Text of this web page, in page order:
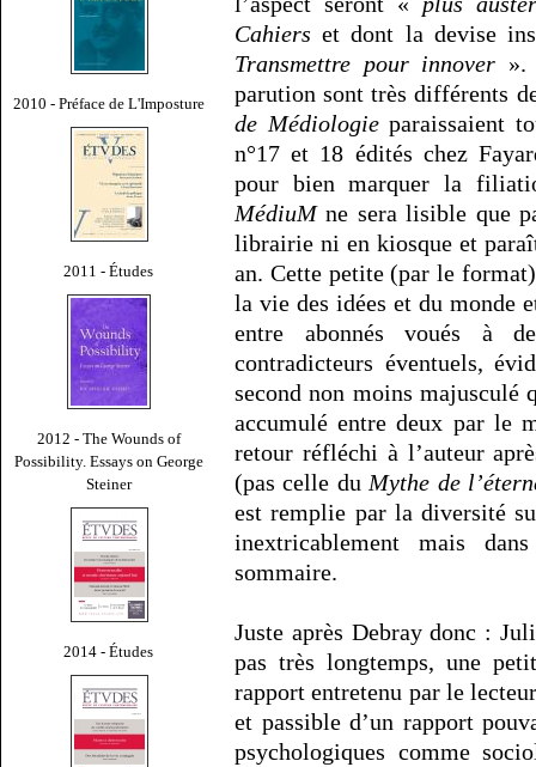
2010 - Préface de L'Imposture
2011 - Études
2012 - The Wounds of
Possibility. Essays on George
Steiner
2014 - Études
Cahierset dont la devise
Transmettre pour innover ».
parution sont très différents
de Médiologieparaissaient
n°17 et 18 édités chez
pour bien marquer la
MédiuMne sera lisible que
librairie ni en kiosque et
an. Cette petite (par le
la vie des idées et du monde
entre abonnés voués à
contradicteurs éventuels,
second non moins
accumulé entre deux par le
retour réfléchi à l’auteur
(pas celle du Mythe de
est remplie par la diversité
inextricablement mais
sommaire.
Juste après Debray donc :
pas très longtemps, une
rapport entretenu par le
et passible d’un rapport
psychologiques comme